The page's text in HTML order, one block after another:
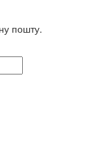
пошту.